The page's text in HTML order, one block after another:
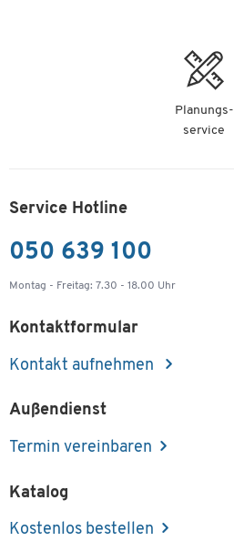
Planungs-
service
Service Hotline
050 639 100
Montag - Freitag: 7.30 - 18.00 Uhr
Kontaktformular
Kontakt aufnehmen
Außendienst
Termin vereinbaren
Katalog
Kostenlos bestellen